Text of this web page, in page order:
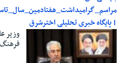
| پایگاه خبری تحلیلی اخترشرق
وزیر